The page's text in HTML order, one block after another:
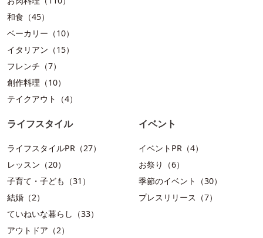
和食（45）
ベーカリー（10）
イタリアン（15）
フレンチ（7）
創作料理（10）
テイクアウト（4）
ライフスタイル
ライフスタイルPR（27）
レッスン（20）
子育て・子ども（31）
結婚（2）
ていねいな暮らし（33）
アウトドア（2）
イベント
イベントPR（4）
お祭り（6）
季節のイベント（30）
プレスリリース（7）